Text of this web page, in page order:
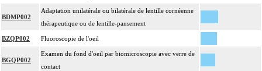
BDMP002
Adaptation unilatérale ou bilatérale de lentille cornéenne
thérapeutique ou de lentille-pansement
BZQP002 Fluoroscopie de l'oeil
BGQP002
Examen du fond d'oeil par biomicroscopie avec verre de
contact